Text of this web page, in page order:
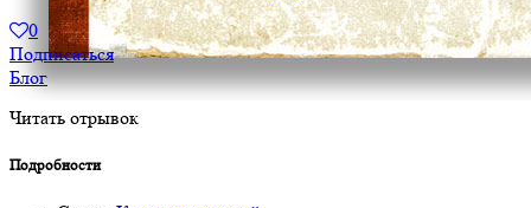
0
Подписаться
Блог
Читать отрывок
Подробности